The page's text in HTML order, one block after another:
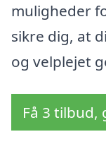
muligheder
sikre dig, at
og velplejet
Få 3